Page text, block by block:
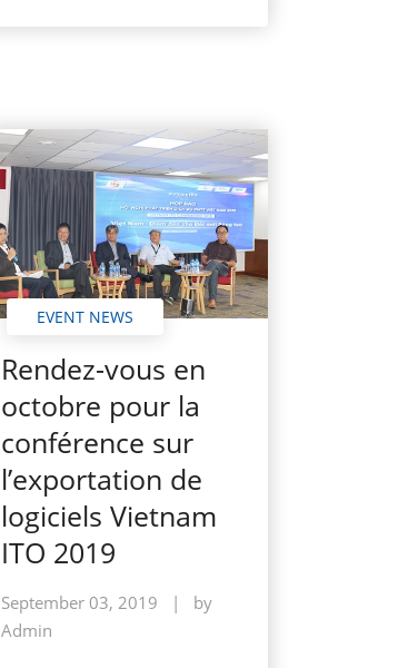
EVENT NEWS
Rendez-vous en
octobre pour la
conférence sur
l’exportation de
logiciels Vietnam
ITO 2019
September 03, 2019 |
by
Admin